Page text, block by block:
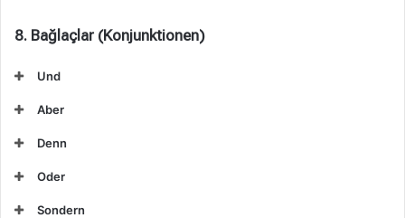
8. Bağlaçlar (Konjunktionen)
Und
Aber
Denn
Oder
Sondern